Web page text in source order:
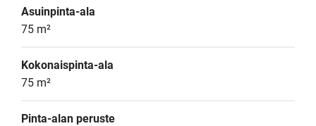
Asuinpinta-ala
75 m²
Kokonaispinta-ala
75 m²
Pinta-alan peruste